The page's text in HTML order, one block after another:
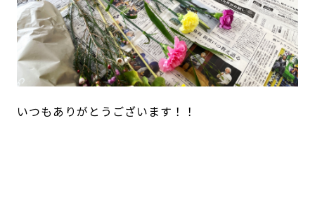
いつもありがとうございます！！